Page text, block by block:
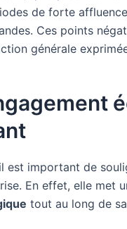
de forte
Ces points
générale
est important de
En effet, elle met
tout au long de